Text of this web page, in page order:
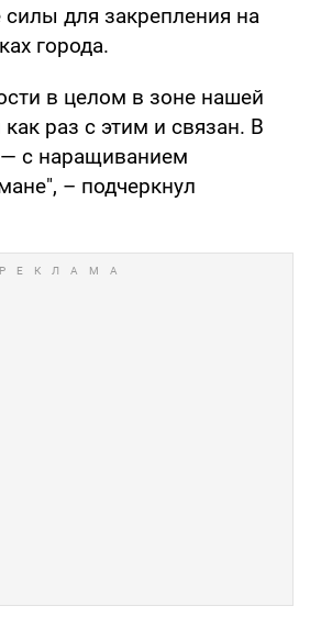
для закрепления на
города.
в целом в зоне нашей
как раз с этим и связан. В
с наращиванием
– подчеркнул